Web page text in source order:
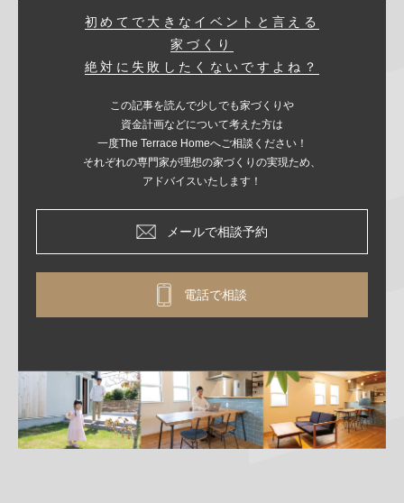
初めてで大きなイベントと言える
家づくり
絶対に失敗したくないですよね？
この記事を読んで少しでも家づくりや
資金計画などについて考えた方は
一度The Terrace Homeへご相談ください！
それぞれの専門家が理想の家づくりの実現ため、
アドバイスいたします！
メールで相談予約
電話で相談